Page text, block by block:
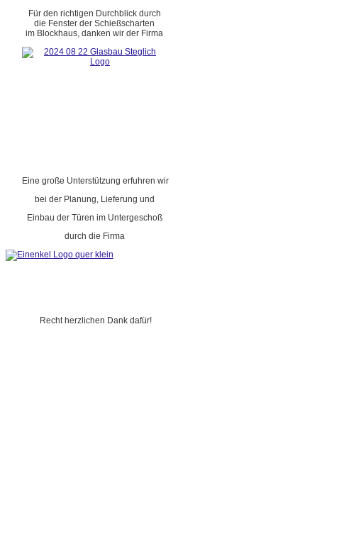
Für den richtigen Durchblick durch
die Fenster der Schießscharten
im Blockhaus, danken wir der Firma
Eine große Unterstützung erfuhren wir
bei der Planung, Lieferung und
Einbau der Türen im Untergeschoß
durch die Firma
Recht herzlichen Dank dafür!